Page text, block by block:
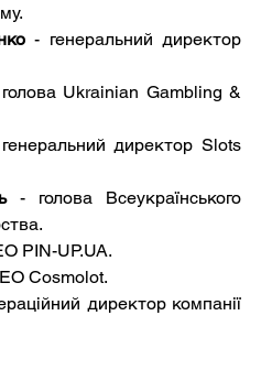
- генеральний директор
Ukrainian Gambling &
директор Slots
- голова Всеукраїнського
PIN-UP.UA.
Cosmolot.
директор компанії